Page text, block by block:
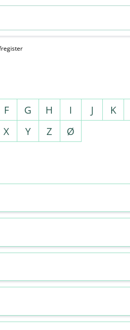
F G H I J K
X Y Z Ø